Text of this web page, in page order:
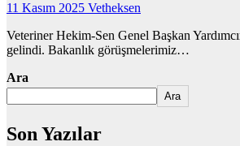
11 Kasım 2025 Vetheksen
Veteriner Hekim-Sen Genel Başkan
gelindi. Bakanlık görüşmelerimiz…
Ara
Ara
Son Yazılar